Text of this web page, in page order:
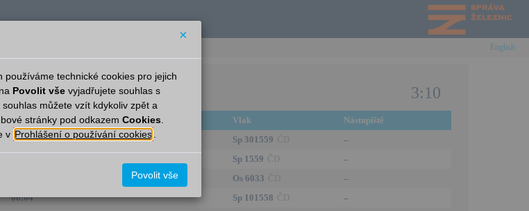
English
Čachovice 3:10
Pravidelný Aktuální Vlak
Nástupiště
05:32 Sp 301559
–
Sp 1559 ČD
–
Os 6033
–
06:04 Sp 101558 ČD
–
×
používáme technické cookies pro jejich
Povolit vše vyjadřujete souhlas s
můžete vzít kdykoliv zpět a
stránky pod odkazem Cookies
v Prohlášení o používání cookies
Povolit vše